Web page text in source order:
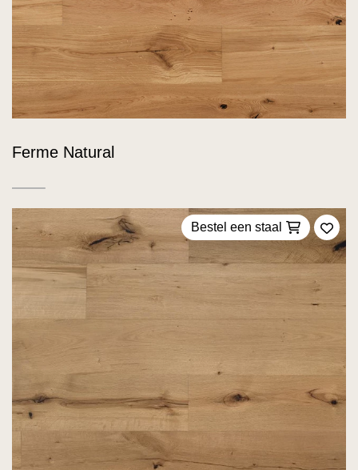
Ferme Natural
Bestel een staal